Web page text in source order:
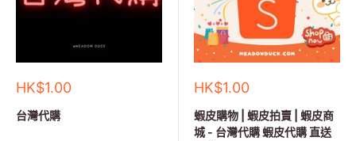
銷
價
HK$1.00
台灣代購
銷
價
格
HK$1.00
蝦皮購物 | 蝦皮拍賣 | 蝦皮商
城 - 台灣代購 蝦皮代購 直送